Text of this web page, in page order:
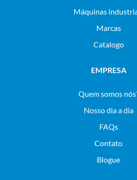
máquinas
Marcas
Catalogo
EMPRESA
Quem somos
Nosso dia a dia
FAQs
Contato
Blogue